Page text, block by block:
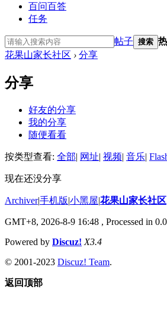
百问百答
任务
帖子 搜索
花果山家长社区 › 分享
分享
好友的分享
我的分享
随便看看
按类型查看: 全部| 网址| 视频| 音乐|
现在还没分享
Archiver|手机版|小黑屋|花果山家长社区
GMT+8, 2026-8-9 16:48 , Processed in
Powered by Discuz! X3.4
© 2001-2023 Discuz! Team.
返回顶部